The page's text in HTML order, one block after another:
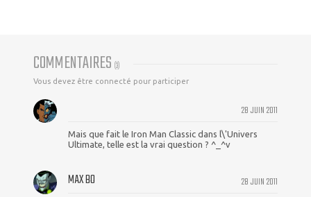
COMMENTAIRES (3)
Vous devez être connecté pour participer
28 JUIN 2011
Mais que fait le Iron Man Classic dans l\'Univers
Ultimate, telle est la vrai question ? ^_^v
28 JUIN 2011
MAX BO